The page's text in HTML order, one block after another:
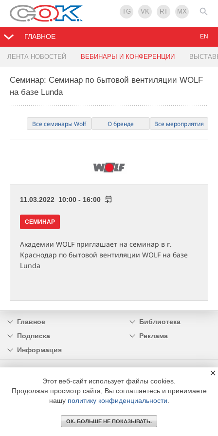
TG VK RT MX
ГЛАВНОЕ
ЛЕНТА НОВОСТЕЙ ВЕБИНАРЫ И КОНФЕРЕНЦИИ
EN
Семинар: Семинар по бытовой вентиляции WOLF
на базе Lunda
Все семинары Wolf О бренде Все мероприятия
11.03.2022 10:00 - 16:00
СЕМИНАР
Академии WOLF приглашает на семинар в г.
Краснодар по бытовой вентиляции WOLF на базе
Lunda
Главное
Библиотека
Подписка
Реклама
Информация
Этот веб-сайт использует файлы cookies.
Продолжая просмотр сайта, Вы соглашаетесь и принимаете
нашу политику конфиденциальности
ОК. БОЛЬШЕ НЕ ПОКАЗЫВАТЬ.
×